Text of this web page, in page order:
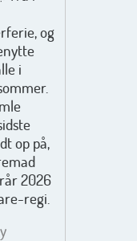
og
i
op på,
2026
regi.